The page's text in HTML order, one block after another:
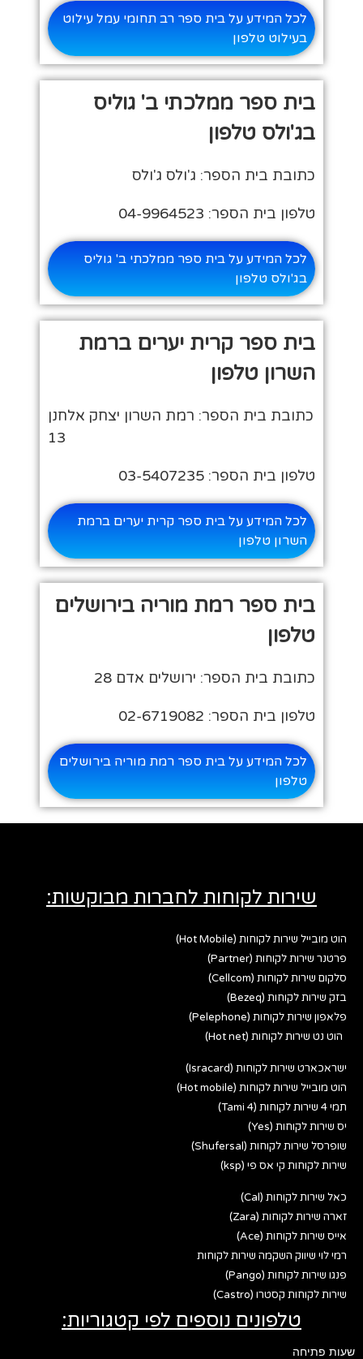
לכל המידע על בית ספר רב תחומי עמל עילוט
בעילוט טלפון
בית ספר ממלכתי ב' גוליס
בג'ולס טלפון
כתובת בית הספר: ג'ולס ג'ולס
טלפון בית הספר: 04-9964523
לכל המידע על בית ספר ממלכתי ב' גוליס
בג'ולס טלפון
בית ספר קרית יערים ברמת
השרון טלפון
כתובת בית הספר: רמת השרון יצחק אלחנן
13
טלפון בית הספר: 03-5407235
לכל המידע על בית ספר קרית יערים ברמת
השרון טלפון
בית ספר רמת מוריה בירושלים
טלפון
כתובת בית הספר: ירושלים אדם 28
טלפון בית הספר: 02-6719082
לכל המידע על בית ספר רמת מוריה בירושלים
טלפון
שירות לקוחות לחברות מבוקשות:
הוט מובייל שירות לקוחות (Hot Mobile)
פרטנר שירות לקוחות (Partner)
סלקום שירות לקוחות (Cellcom)
בזק שירות לקוחות (Bezeq)
פלאפון שירות לקוחות (Pelephone)
הוט נט שירות לקוחות (Hot net)
ישראכארט שירות לקוחות (Isracard)
הוט מובייל שירות לקוחות (Hot mobile)
תמי 4 שירות לקוחות (Tami 4)
יס שירות לקוחות (Yes)
שופרסל שירות לקוחות (Shufersal)
שירות לקוחות קי אס פי (ksp)
כאל שירות לקוחות (Cal)
זארה שירות לקוחות (Zara)
אייס שירות לקוחות (Ace)
רמי לוי שיווק השקמה שירות לקוחות
פנגו שירות לקוחות (Pango)
שירות לקוחות קסטרו (Castro)
טלפונים נוספים לפי קטגוריות:
שעות פתיחה